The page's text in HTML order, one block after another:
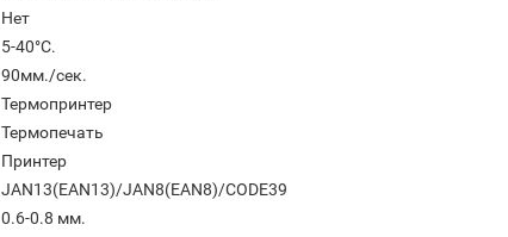
Нет
5-40°C.
90мм./сек.
Термопринтер
Термопечать
Принтер
JAN13(EAN13)/JAN8(EAN8)/CODE39
0.6-0.8 мм.